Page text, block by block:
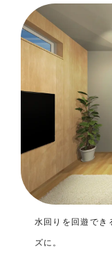
水回りを回遊でき
ズに。